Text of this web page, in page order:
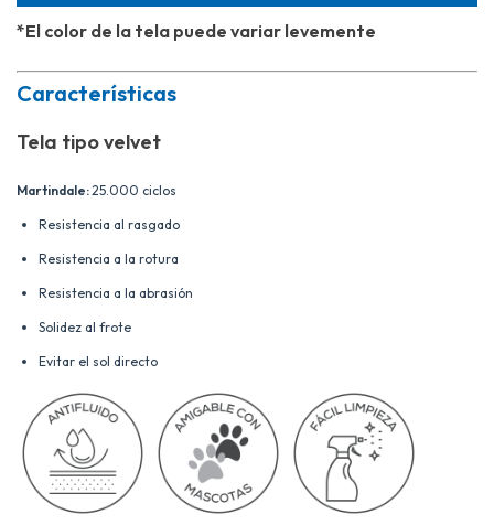
*El color de la tela puede variar levemente
Características
Tela tipo velvet
Martindale:25.000 ciclos
Resistencia al rasgado
Resistencia a la rotura
Resistencia a la abrasión
Solidez al frote
Evitar el sol directo